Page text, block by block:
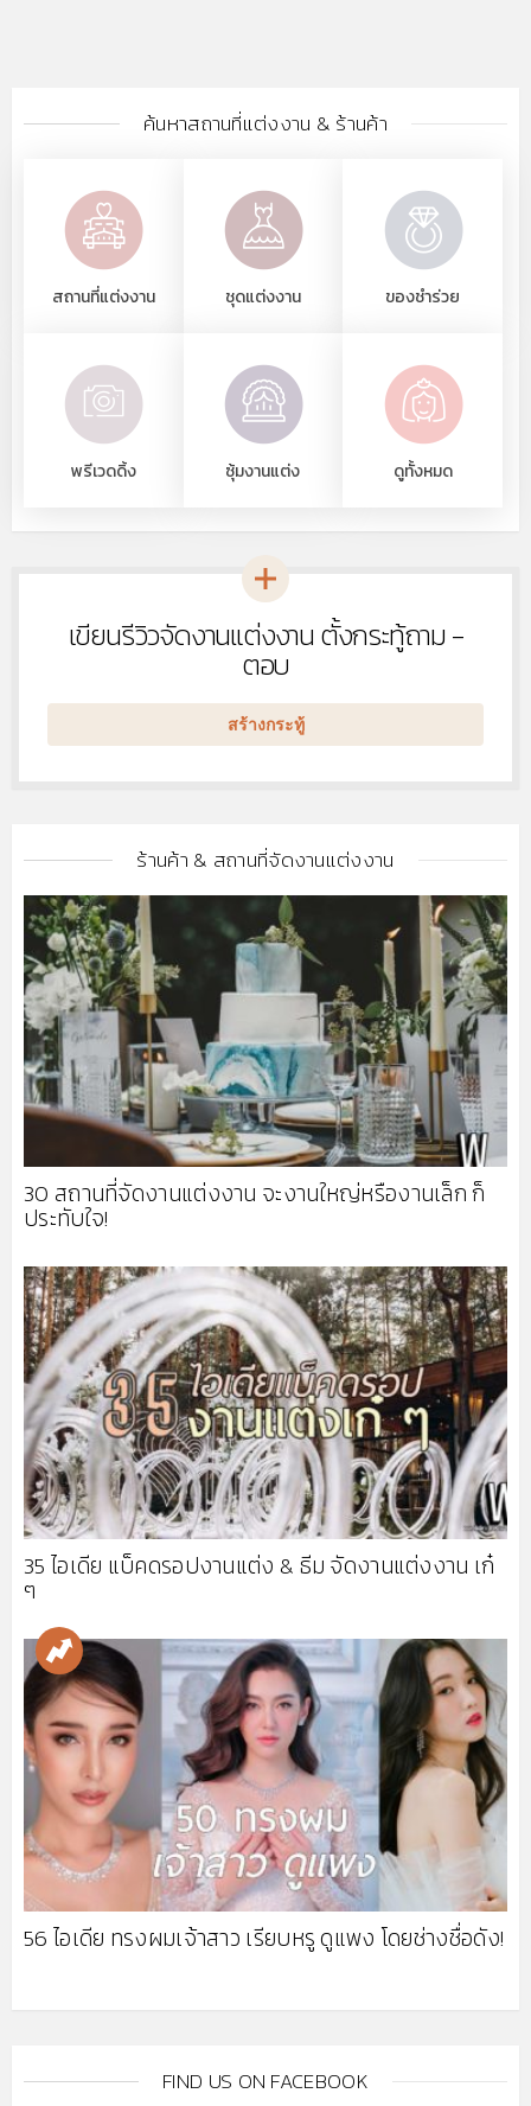
ค้นหาสถานที่แต่งงาน & ร้านค้า
สถานที่แต่งงาน ชุดแต่งงาน ของชำร่วย
พรีเวดดิ้ง ซุ้มงานแต่ง ดูทั้งหมด
หัวข้อ
ใหม่เขียนรีวิวจัดงานแต่งงาน ตั้งกระทู้ถาม -
ตอบ
สร้างกระทู้
ร้านค้า & สถานที่จัดงานแต่งงาน
30 สถานที่จัดงานแต่งงาน จะงานใหญ่หรืองานเล็ก ก็
ประทับใจ!
35 ไอเดีย แบ็คดรอปงานแต่ง & ธีม จัดงานแต่งงาน เก๋
ๆ
56 ไอเดีย ทรงผมเจ้าสาว เรียบหรู ดูแพง โดยช่างชื่อดัง!
FIND US ON FACEBOOK